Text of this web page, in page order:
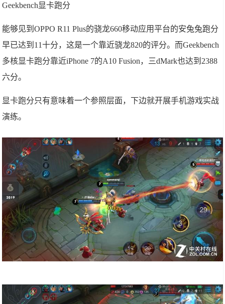
Geekbench显卡跑分
能够见到OPPO R11 Plus的骁龙660移动应用平台的安兔兔跑分
早已达到11十分，这是一个靠近骁龙820的评分。而Geekbench
多核显卡跑分靠近iPhone 7的A10 Fusion，三dMark也达到2388
六分。
显卡跑分只有意味着一个参照层面，下边就开展手机游戏实战
演练。